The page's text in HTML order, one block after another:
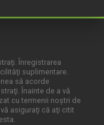
Înregistrarea
suplimentare.
să acorde
Înainte de a vă
cu termenii noştri de
asiguraţi că aţi citit